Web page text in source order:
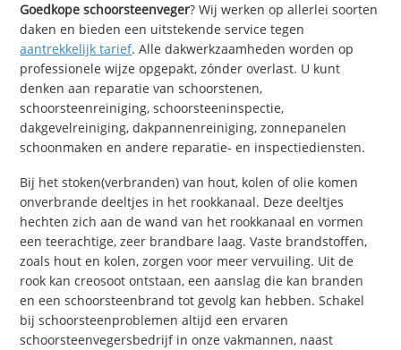
Goedkope schoorsteenveger? Wij werken op allerlei soorten
daken en bieden een uitstekende service tegen
aantrekkelijk tarief. Alle dakwerkzaamheden worden op
professionele wijze opgepakt, zónder overlast. U kunt
denken aan reparatie van schoorstenen,
schoorsteenreiniging, schoorsteeninspectie,
dakgevelreiniging, dakpannenreiniging, zonnepanelen
schoonmaken en andere reparatie- en inspectiediensten.
Bij het stoken(verbranden) van hout, kolen of olie komen
onverbrande deeltjes in het rookkanaal. Deze deeltjes
hechten zich aan de wand van het rookkanaal en vormen
een teerachtige, zeer brandbare laag. Vaste brandstoffen,
zoals hout en kolen, zorgen voor meer vervuiling. Uit de
rook kan creosoot ontstaan, een aanslag die kan branden
en een schoorsteenbrand tot gevolg kan hebben. Schakel
bij schoorsteenproblemen altijd een ervaren
schoorsteenvegersbedrijf in onze vakmannen, naast